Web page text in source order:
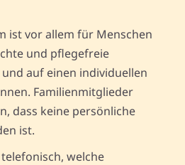
ist vor allem für Menschen
und pflegefreie
auf einen individuellen
Familienmitglieder
dass keine persönliche
ist.
welche